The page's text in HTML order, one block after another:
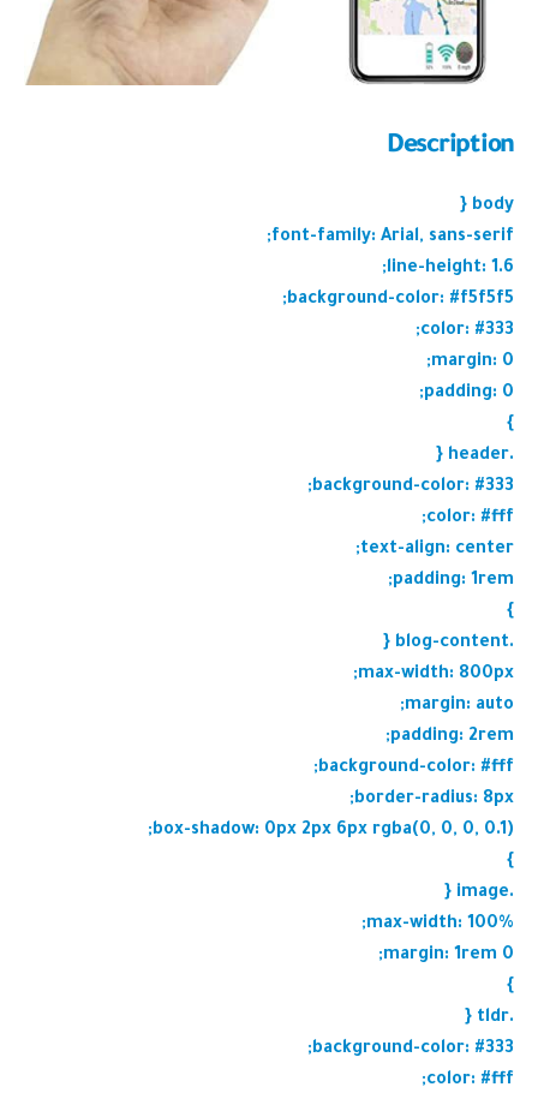
Description
body {
font-family: Arial, sans-serif;
line-height: 1.6;
background-color: #f5f5f5;
color: #333;
margin: 0;
padding: 0;
}
.header {
background-color: #333;
color: #fff;
text-align: center;
padding: 1rem;
}
.blog-content {
max-width: 800px;
margin: auto;
padding: 2rem;
background-color: #fff;
border-radius: 8px;
box-shadow: 0px 2px 6px rgba(0, 0, 0, 0.1);
}
.image {
max-width: 100%;
margin: 1rem 0;
}
.tldr {
background-color: #333;
color: #fff;